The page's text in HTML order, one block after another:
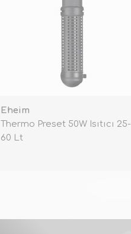
Eheim
Thermo Preset 50W Isıtıcı 25-
60 Lt